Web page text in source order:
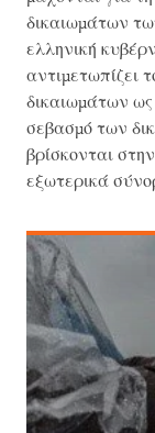
δικαιωμάτων
ελληνική
αντιμετωπίζει
δικαιωμάτων ως
σεβασμό των
βρίσκονται
εξωτερικά